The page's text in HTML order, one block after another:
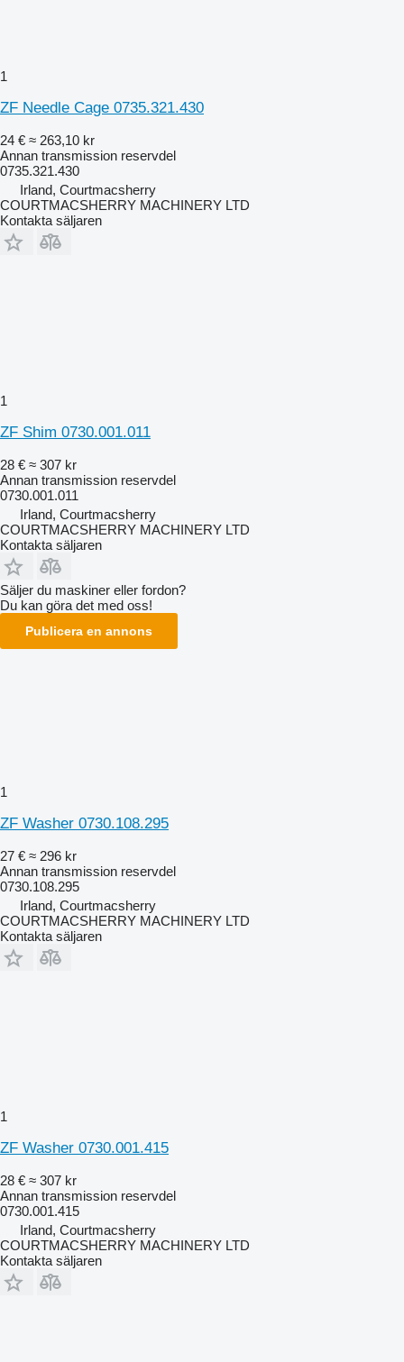
1
ZF Needle Cage 0735.321.430
24 € ≈ 263,10 kr
Annan transmission reservdel
0735.321.430
Irland, Courtmacsherry
COURTMACSHERRY MACHINERY LTD
Kontakta säljaren
1
ZF Shim 0730.001.011
28 € ≈ 307 kr
Annan transmission reservdel
0730.001.011
Irland, Courtmacsherry
COURTMACSHERRY MACHINERY LTD
Kontakta säljaren
Säljer du maskiner eller fordon?
Du kan göra det med oss!
Publicera en annons
1
ZF Washer 0730.108.295
27 € ≈ 296 kr
Annan transmission reservdel
0730.108.295
Irland, Courtmacsherry
COURTMACSHERRY MACHINERY LTD
Kontakta säljaren
1
ZF Washer 0730.001.415
28 € ≈ 307 kr
Annan transmission reservdel
0730.001.415
Irland, Courtmacsherry
COURTMACSHERRY MACHINERY LTD
Kontakta säljaren